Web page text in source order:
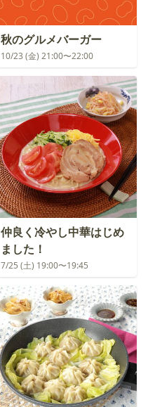
秋のグルメバーガー
10/23 (金) 21:00〜22:00
仲良く冷やし中華はじめ
ました！
7/25 (土) 19:00〜19:45